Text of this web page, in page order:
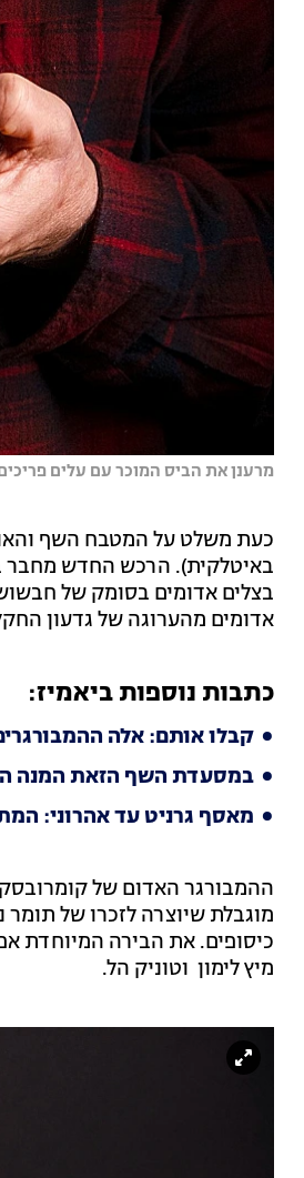
מרענן את הביס המוכר עם עלים
באיטלקית). הרכש החדש מחבר
בצלים אדומים בסומק של חבשוש
אדומים מהערוגה של גדעון
כתבות נוספות ביאמיז:
קבלו אותם: אלה
במסעדת השף הזאת המנה הכי
מאסף גרניט עד אהרוני:
כיסופים. את הבירה המיוחדת
מיץ לימון וטוניק הל.